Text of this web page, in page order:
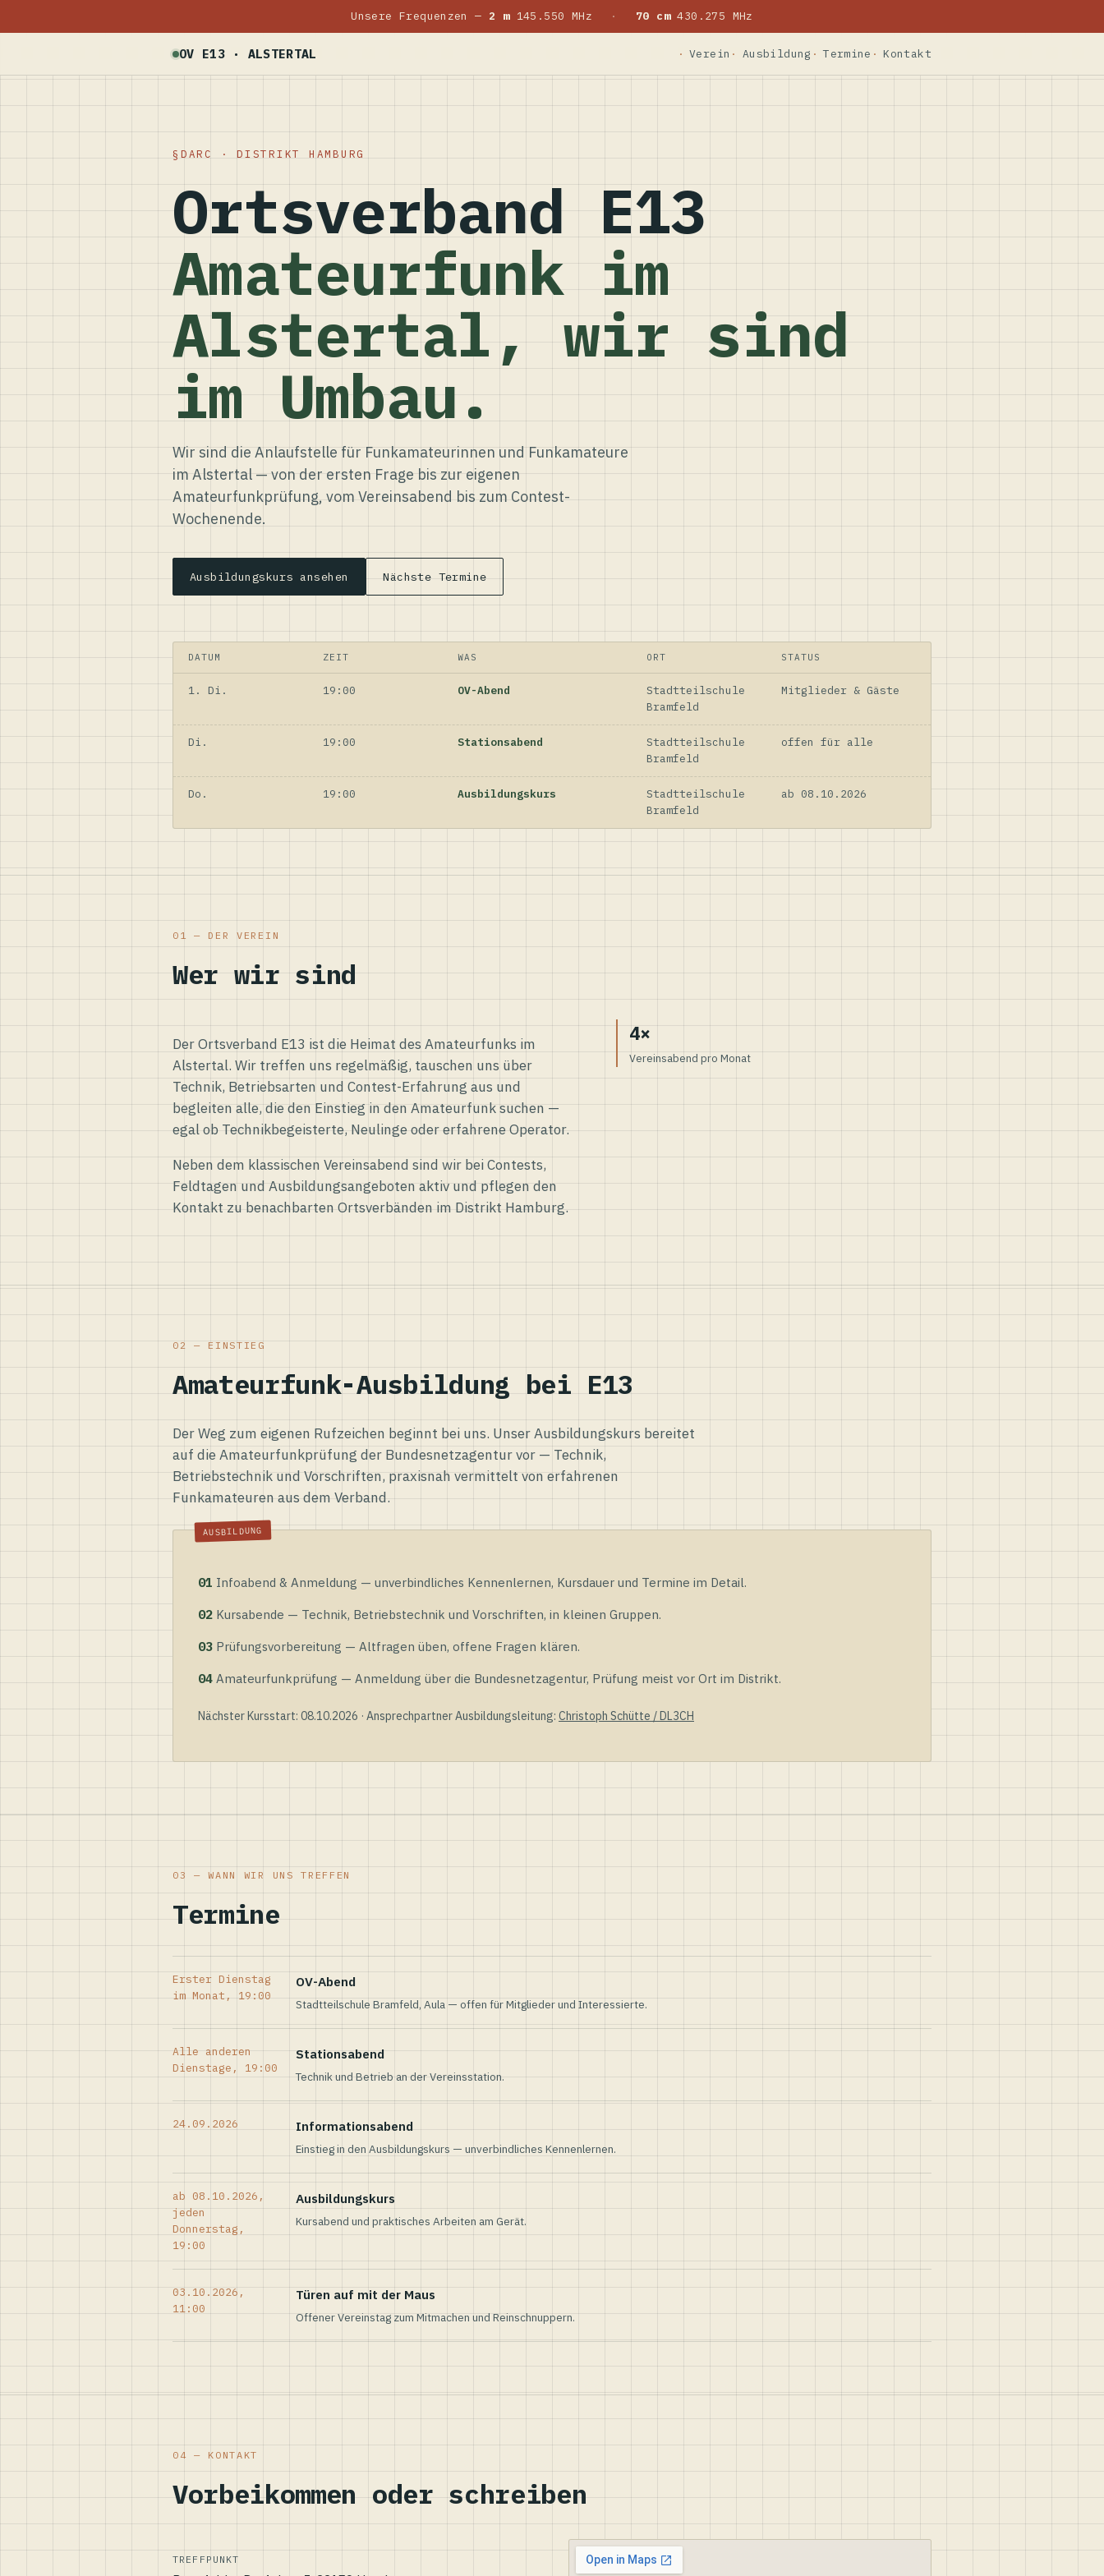
Unsere Frequenzen — 2 m145.550 MHz · 70 cm430.275 MHz
OV E13 · ALSTERTAL Verein Ausbildung Termine Kontakt
DARC · DISTRIKT HAMBURG
Ortsverband E13
Amateurfunk im
Alstertal, wir sind
im Umbau.
Wir sind die Anlaufstelle für Funkamateurinnen und Funkamateure
im Alstertal — von der ersten Frage bis zur eigenen
Amateurfunkprüfung, vom Vereinsabend bis zum Contest-
Wochenende.
Ausbildungskurs ansehen Nächste Termine
DATUM ZEIT WAS ORT STATUS
1. Di. 19:00 OV-Abend
Stadtteilschule
Bramfeld
Mitglieder & Gäste
Di. 19:00 Stationsabend
Stadtteilschule
Bramfeld
offen für alle
Do. 19:00 Ausbildungskurs
Stadtteilschule
Bramfeld
ab 08.10.2026
01 — DER VEREIN
Wer wir sind
Der Ortsverband E13 ist die Heimat des Amateurfunks im
Alstertal. Wir treffen uns regelmäßig, tauschen uns über
Technik, Betriebsarten und Contest-Erfahrung aus und
begleiten alle, die den Einstieg in den Amateurfunk suchen —
egal ob Technikbegeisterte, Neulinge oder erfahrene Operator.
Neben dem klassischen Vereinsabend sind wir bei Contests,
Feldtagen und Ausbildungsangeboten aktiv und pflegen den
Kontakt zu benachbarten Ortsverbänden im Distrikt Hamburg.
4×
Vereinsabend pro Monat
02 — EINSTIEG
Amateurfunk-Ausbildung bei E13
Der Weg zum eigenen Rufzeichen beginnt bei uns. Unser Ausbildungskurs bereitet
auf die Amateurfunkprüfung der Bundesnetzagentur vor — Technik,
Betriebstechnik und Vorschriften, praxisnah vermittelt von erfahrenen
Funkamateuren aus dem Verband.
01 Infoabend & Anmeldung — unverbindliches Kennenlernen, Kursdauer und Termine im Detail.
02 Kursabende — Technik, Betriebstechnik und Vorschriften, in kleinen Gruppen.
03 Prüfungsvorbereitung — Altfragen üben, offene Fragen klären.
04 Amateurfunkprüfung — Anmeldung über die Bundesnetzagentur, Prüfung meist vor Ort im Distrikt.
Nächster Kursstart: 08.10.2026 · Ansprechpartner Ausbildungsleitung: Christoph Schütte / DL3CH
03 — WANN WIR UNS TREFFEN
Termine
Erster Dienstag
im Monat, 19:00
OV-Abend
Stadtteilschule Bramfeld, Aula — offen für Mitglieder und Interessierte.
Alle anderen
Dienstage, 19:00
Stationsabend
Technik und Betrieb an der Vereinsstation.
24.09.2026 Informationsabend
Einstieg in den Ausbildungskurs — unverbindliches Kennenlernen.
ab 08.10.2026,
jeden
Donnerstag,
19:00
Ausbildungskurs
Kursabend und praktisches Arbeiten am Gerät.
03.10.2026,
11:00
Türen auf mit der Maus
Offener Vereinstag zum Mitmachen und Reinschnuppern.
04 — KONTAKT
Vorbeikommen oder schreiben
TREFFPUNKT